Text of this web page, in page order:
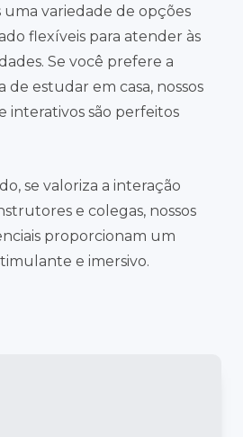
variedade de opções
flexíveis para atender às
Se você prefere a
de estudar em casa, nossos
interativos são perfeitos
se valoriza a interação
e colegas, nossos
proporcionam um
e imersivo.